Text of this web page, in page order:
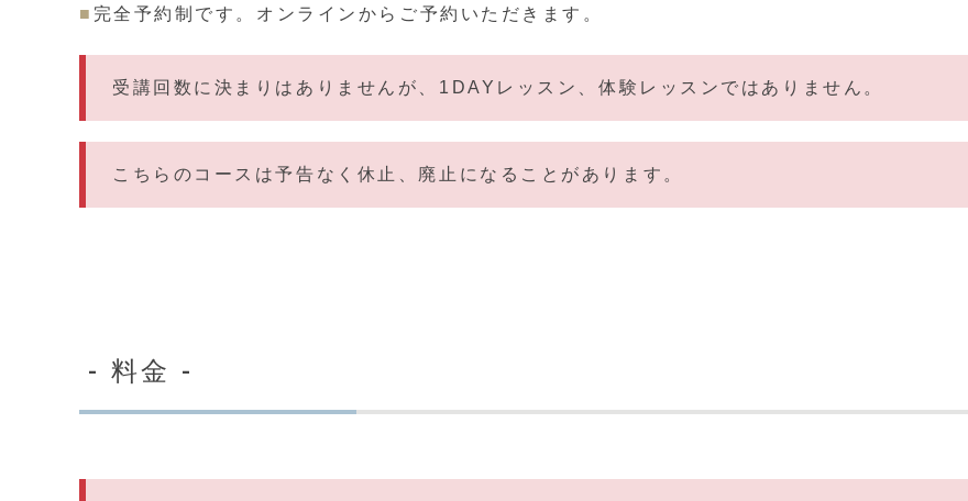
■ 完全予約制です。オンラインからご予約いただきます。
受講回数に決まりはありませんが、1DAYレッスン、体験レッスンではありません。
こちらのコースは予告なく休止、廃止になることがあります。
- 料金 -